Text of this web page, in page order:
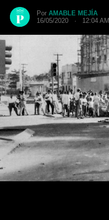
Por AMABLE MEJÍA
16/05/2020 · 12:04 AM